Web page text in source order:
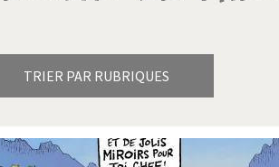
TRIER PAR RUBRIQUES
à domicile